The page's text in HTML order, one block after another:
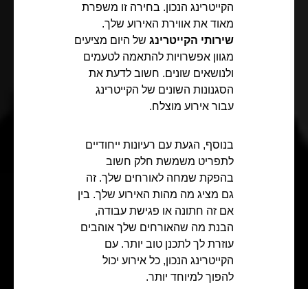
הקייטרינג הנכון. בחירה זו משפרת
מאוד את אווירת האירוע שלך.
שירותי הקייטרינג של היום מציעים
מגוון אפשרויות להתאמה לטעמים
ולנושאים שונים. חשוב לדעת את
הסגנונות השונים של הקייטרינג
עבור אירוע מוצלח.
בנוסף, הגעת עם רעיונות ייחודיים
לתפריט משמשת חלק חשוב
בהפקת שמחה לאורחים שלך. זה
גם מציג מה מהות האירוע שלך. בין
אם זה חתונה או פגישת עבודה,
הבנת מה שהאורחים שלך אוהבים
עוזרת לך לתכנן טוב יותר. עם
הקייטרינג הנכון, כל אירוע יכול
להפוך למיוחד יותר.